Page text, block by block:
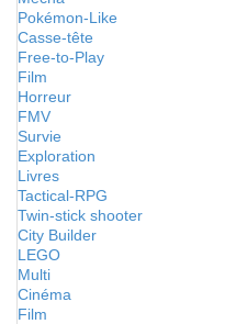
Pokémon-Like
Casse-tête
Free-to-Play
Film
Horreur
FMV
Survie
Exploration
Livres
Tactical-RPG
Twin-stick shooter
City Builder
LEGO
Multi
Cinéma
Film